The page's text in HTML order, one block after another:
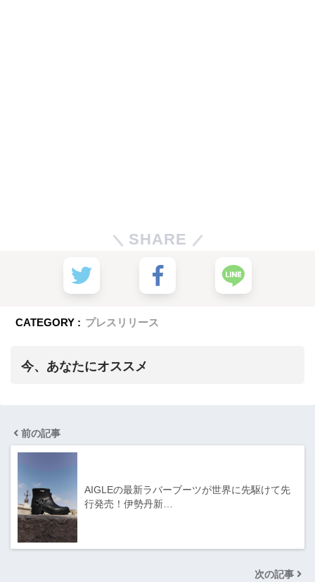
SHARE
CATEGORY : プレスリリース
今、あなたにオススメ
前の記事
AIGLEの最新ラバーブーツが世界に先駆けて先
行発売！伊勢丹新…
次の記事